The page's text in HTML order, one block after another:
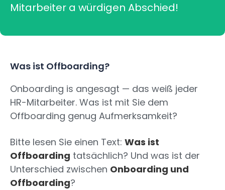
Mitarbeiter a würdigen Abschied!
Was ist Offboarding?
Onboarding is angesagt — das weiß jeder
HR-Mitarbeiter. Was ist mit Sie dem
Offboarding genug Aufmerksamkeit?
Bitte lesen Sie einen Text: Was ist
Offboarding tatsächlich? Und was ist der
Unterschied zwischen Onboarding und
Offboarding?